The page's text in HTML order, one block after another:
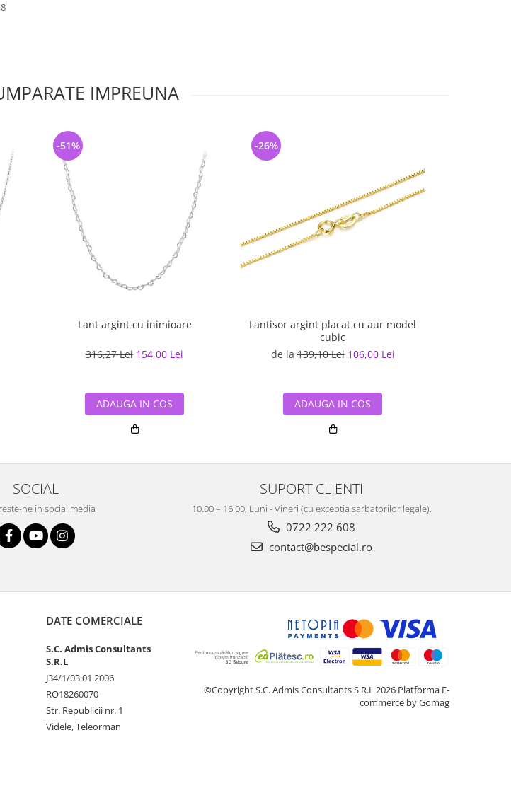
IMPREUNA
Lant argint cu inimioare
316,27 Lei 154,00 Lei
-51%
ADAUGA IN COS
Lantisor argint placat cu aur model
cubic
de la139,10 Lei 106,00 Lei
-26%
ADAUGA IN COS
SOCIAL
ne in social media
SUPORT CLIENTI
10.00 – 16.00, Luni - Vineri (cu exceptia sarbatorilor legale).
0722 222 608
contact@bespecial.ro
DATE COMERCIALE
S.C. Admis Consultants
S.R.L
J34/1/03.01.2006
RO18260070
Str. Republicii nr. 1
Videle, Teleorman
©Copyright S.C. Admis Consultants S.R.L 2026 Platforma E-
commerce by Gomag